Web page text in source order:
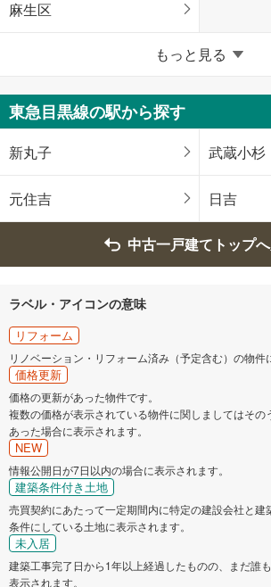
麻生区
鶴見区 神奈川区
西区 中区
南区 保土ケ谷区
金沢区
港南区
緑区
栄区 泉区
青葉区 都筑区
相模原市
緑区
もっと見る
東急目黒線の駅から探す
新丸子 武蔵小杉
元住吉 日吉
中古一戸建てトップ
ラベル・アイコンの意味
リフォーム
リノベーション・リフォーム済み（予定含む）の物件
価格更新
価格の更新があった物件です。
複数の価格が表示されている物件に関しましてはその
あった場合に表示されます。
NEW
情報公開日が7日以内の場合に表示されます。
建築条件付き土地
売買契約にあたって一定期間内に特定の建設会社と建
条件にしている土地に表示されます。
未入居
建築工事完了日から1年以上経過したものの、まだ誰
表示されます。